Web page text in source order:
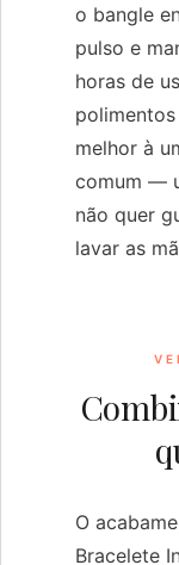
o bangle
pulso e
horas de
melhor à
comum —
não quer
lavar as
O
Bracelete